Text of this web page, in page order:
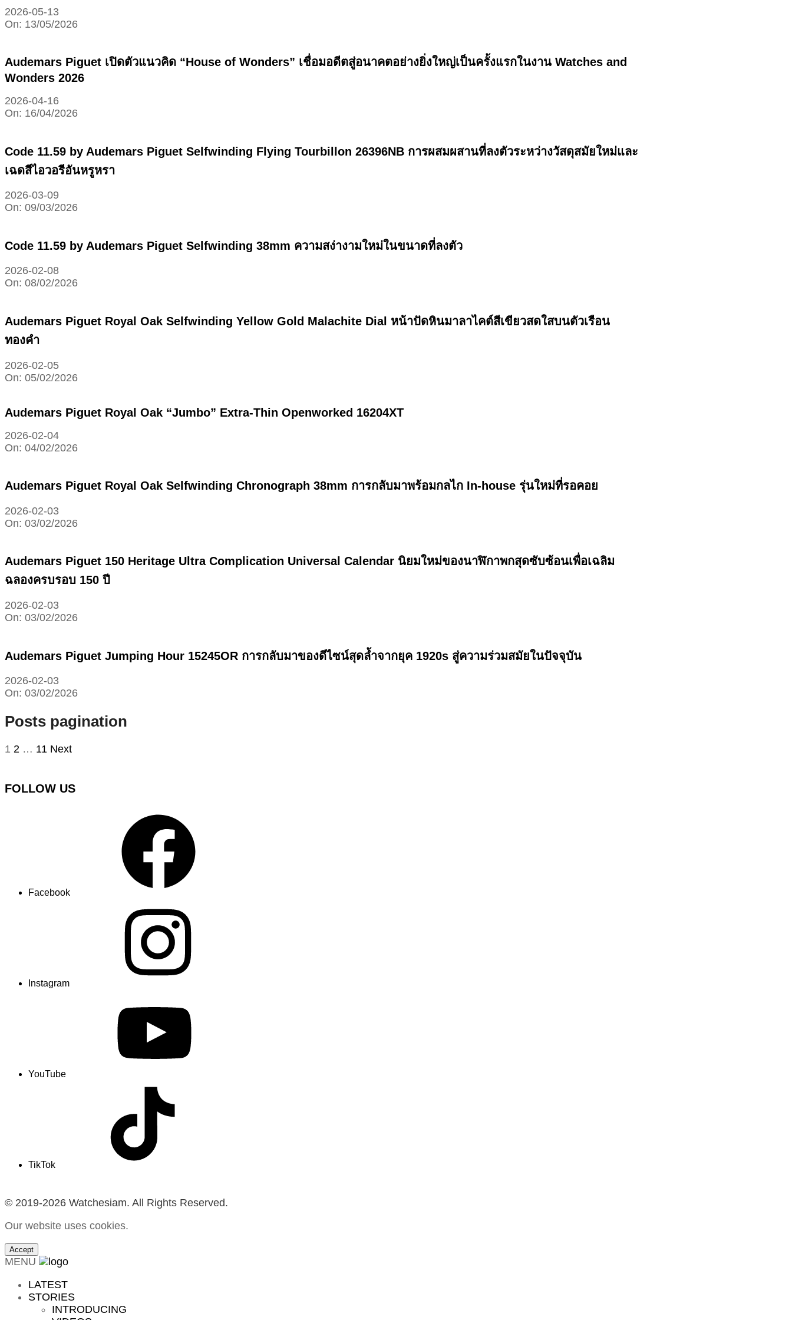
2026-05-13
On: 13/05/2026
Audemars Piguet เปิดตัวแนวคิด “House of Wonders” เชื่อมอดีตสู่อนาคตอย่างยิ่งใหญ่เป็นครั้งแรกในงาน Watches and
Wonders 2026
2026-04-16
On: 16/04/2026
Code 11.59 by Audemars Piguet Selfwinding Flying Tourbillon 26396NB การผสมผสานที่ลงตัวระหว่างวัสดุสมัยใหม่และ
เฉดสีไอวอรีอันหรูหรา
2026-03-09
On: 09/03/2026
Code 11.59 by Audemars Piguet Selfwinding 38mm ความสง่างามใหม่ในขนาดที่ลงตัว
2026-02-08
On: 08/02/2026
Audemars Piguet Royal Oak Selfwinding Yellow Gold Malachite Dial หน้าปัดหินมาลาไคต์สีเขียวสดใสบนตัวเรือน
ทองคำ
2026-02-05
On: 05/02/2026
Audemars Piguet Royal Oak “Jumbo” Extra-Thin Openworked 16204XT
2026-02-04
On: 04/02/2026
Audemars Piguet Royal Oak Selfwinding Chronograph 38mm การกลับมาพร้อมกลไก In-house รุ่นใหม่ที่รอคอย
2026-02-03
On: 03/02/2026
Audemars Piguet 150 Heritage Ultra Complication Universal Calendar นิยมใหม่ของนาฬิกาพกสุดซับซ้อนเพื่อเฉลิม
ฉลองครบรอบ 150 ปี
2026-02-03
On: 03/02/2026
Audemars Piguet Jumping Hour 15245OR การกลับมาของดีไซน์สุดล้ำจากยุค 1920s สู่ความร่วมสมัยในปัจจุบัน
2026-02-03
On: 03/02/2026
Posts pagination
1 2 … 11 Next
FOLLOW US
Facebook
Instagram
YouTube
TikTok
© 2019-2026 Watchesiam. All Rights Reserved.
Our website uses cookies.
Accept
MENU
LATEST
STORIES
INTRODUCING